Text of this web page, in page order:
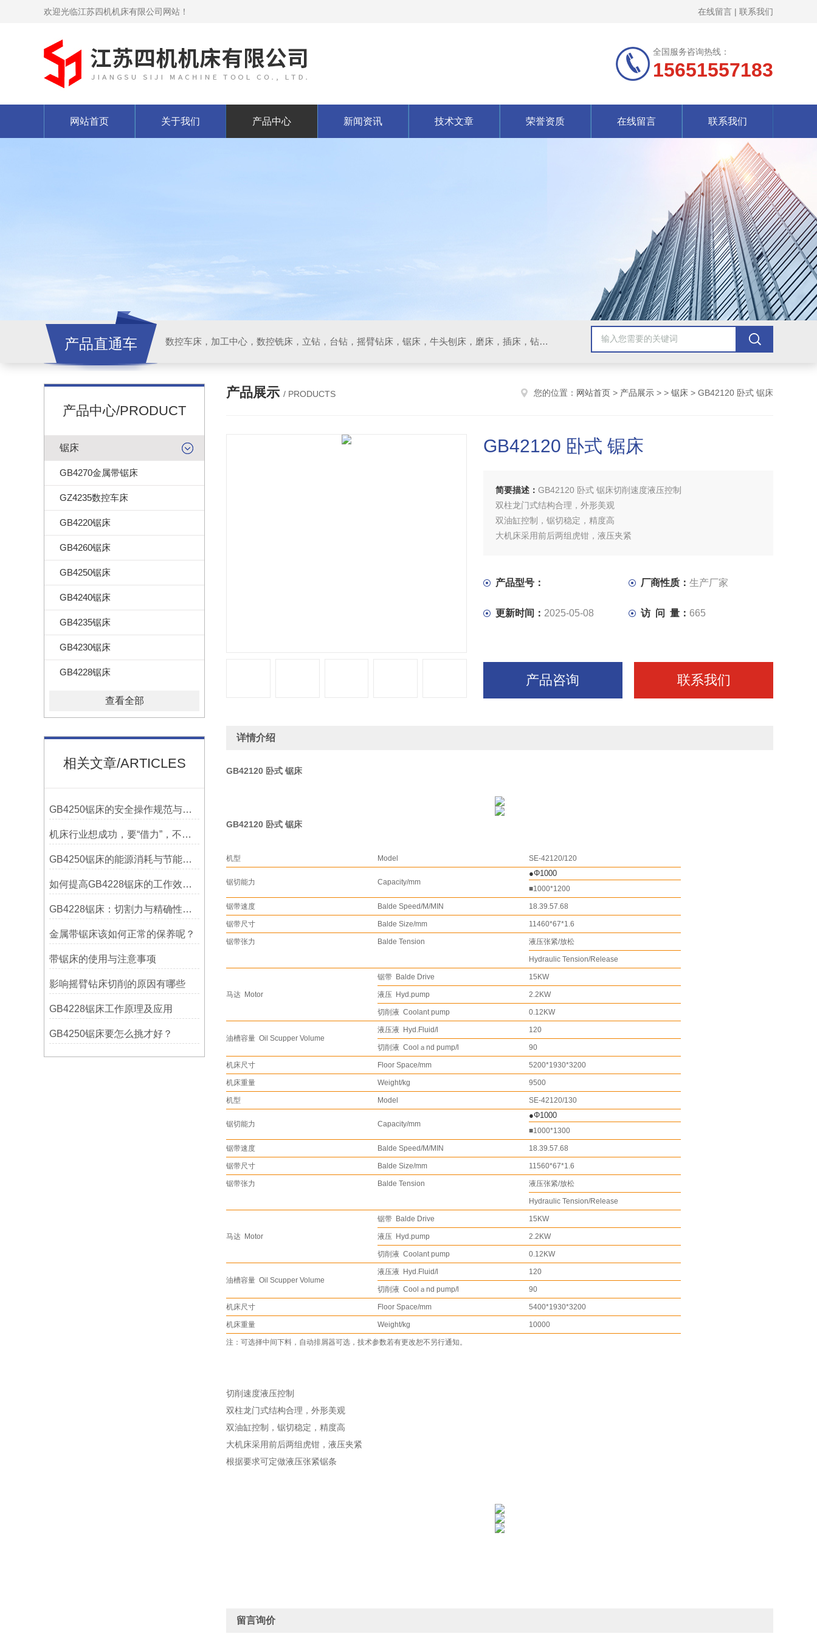
欢迎光临江苏四机机床有限公司网站！ 在线留言 | 联系我们
全国服务咨询热线：
15651557183
网站首页 关于我们 产品中心 新闻资讯 技术文章 荣誉资质 在线留言 联系我们
产品直通车 数控车床，加工中心，数控铣床，立钻，台钻，摇臂钻床，锯床，牛头刨床，磨床，插床，钻铣床，滚齿机
产品中心/PRODUCT
锯床
GB4270金属带锯床
GZ4235数控车床
GB4220锯床
GB4260锯床
GB4250锯床
GB4240锯床
GB4235锯床
GB4230锯床
GB4228锯床
查看全部
相关文章/ARTICLES
GB4250锯床的安全操作规范与注意事项
机床行业想成功，要“借力”，不要“尽力”！
GB4250锯床的能源消耗与节能措施
如何提高GB4228锯床的工作效率？
GB4228锯床：切割力与精确性的结合
金属带锯床该如何正常的保养呢？
带锯床的使用与注意事项
影响摇臂钻床切削的原因有哪些
GB4228锯床工作原理及应用
GB4250锯床要怎么挑才好？
产品展示 / PRODUCTS 您的位置： 网站首页 > 产品展示 > > 锯床 > GB42120 卧式 锯床
GB42120 卧式 锯床
简要描述： GB42120 卧式 锯床切削速度液压控制
双柱龙门式结构合理，外形美观
双油缸控制，锯切稳定，精度高
大机床采用前后两组虎钳，液压夹紧
产品型号： 厂商性质： 生产厂家
更新时间： 2025-05-08 访 问 量： 665
产品咨询 联系我们
详情介绍
GB42120 卧式 锯床
GB42120 卧式 锯床
机型 Model SE-42120/120
锯切能力 Capacity/mm
●Φ1000
■1000*1200
锯带速度 Balde Speed/M/MIN 18.39.57.68
锯带尺寸 Balde Size/mm 11460*67*1.6
锯带张力 Balde Tension 液压张紧/放松
Hydraulic Tension/Release
马达 Motor
锯带 Balde Drive 15KW
液压 Hyd.pump 2.2KW
切削液 Coolant pump 0.12KW
油槽容量 Oil Scupper Volume
液压液 Hyd.Fluid/l 120
切削液 Coolａnd pump/l 90
机床尺寸 Floor Space/mm 5200*1930*3200
机床重量 Weight/kg 9500
机型 Model SE-42120/130
锯切能力 Capacity/mm
●Φ1000
■1000*1300
锯带速度 Balde Speed/M/MIN 18.39.57.68
锯带尺寸 Balde Size/mm 11560*67*1.6
锯带张力 Balde Tension 液压张紧/放松
Hydraulic Tension/Release
马达 Motor
锯带 Balde Drive 15KW
液压 Hyd.pump 2.2KW
切削液 Coolant pump 0.12KW
油槽容量 Oil Scupper Volume
液压液 Hyd.Fluid/l 120
切削液 Coolａnd pump/l 90
机床尺寸 Floor Space/mm 5400*1930*3200
机床重量 Weight/kg 10000
注：可选择中间下料，自动排屑器可选，技术参数若有更改恕不另行通知。
切削速度液压控制
双柱龙门式结构合理，外形美观
双油缸控制，锯切稳定，精度高
大机床采用前后两组虎钳，液压夹紧
根据要求可定做液压张紧锯条
留言询价